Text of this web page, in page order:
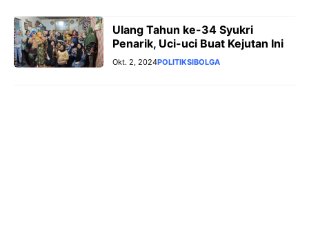
Ulang Tahun ke-34 Syukri
Penarik, Uci-uci Buat Kejutan Ini
Okt. 2, 2024POLITIKSIBOLGA